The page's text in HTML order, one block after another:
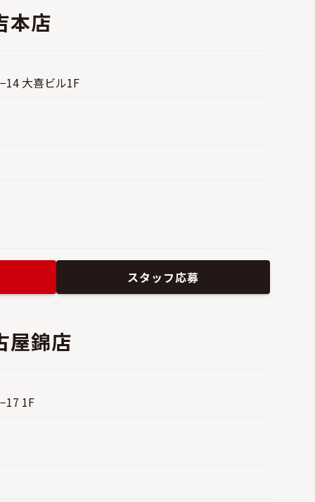
本店
大喜ビル1F
スタッフ応募
屋錦店
1F